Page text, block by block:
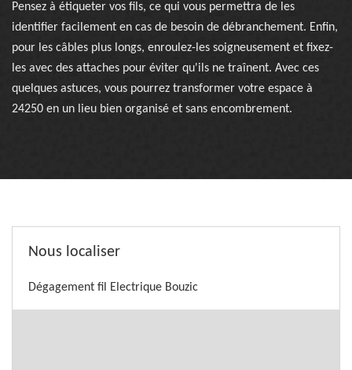
Pensez à étiqueter vos fils, ce qui vous permettra de les
identifier facilement en cas de besoin de débranchement. Enfin,
pour les câbles plus longs, enroulez-les soigneusement et fixez-
les avec des attaches pour éviter qu'ils ne traînent. Avec ces
quelques astuces, vous pourrez transformer votre espace à
24250 en un lieu bien organisé et sans encombrement.
Nous localiser
Dégagement fil Electrique Bouzic